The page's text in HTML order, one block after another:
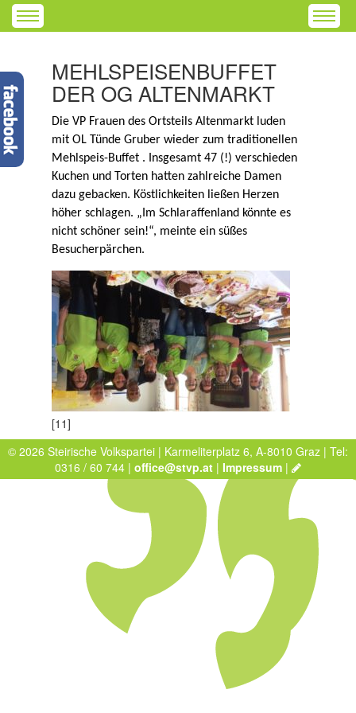
MEHLSPEISENBUFFET
DER OG ALTENMARKT
Die VP Frauen des Ortsteils Altenmarkt luden
mit OL Tünde Gruber wieder zum traditionellen
Mehlspeis-Buffet . Insgesamt 47 (!) verschieden
Kuchen und Torten hatten zahlreiche Damen
dazu gebacken. Köstlichkeiten ließen Herzen
höher schlagen. „Im Schlaraffenland könnte es
nicht schöner sein!“, meinte ein süßes
Besucherpärchen.
[11]
© 2026 Steirische Volkspartei | Karmeliterplatz 6, A-8010 Graz | Tel:
0316 / 60 744 | office@stvp.at | Impressum |